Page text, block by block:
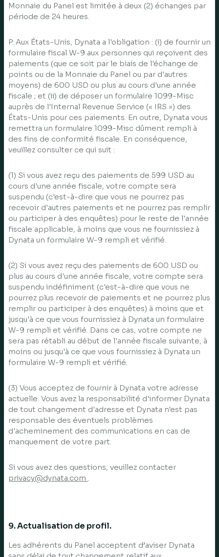
Monnaie du Panel est limitée à deux (2) échanges par
période de 24 heures.
P. Aux États-Unis, Dynata a l'obligation : (i) de fournir un
formulaire fiscal W-9 aux personnes qui reçoivent des
paiements (que ce soit par le biais de l'échange de
points ou de la Monnaie du Panel ou par d'autres
moyens) de 600 USD ou plus au cours d'une année
fiscale ; et (ii) de déposer un formulaire 1099-Misc
auprès de l'Internal Revenue Service (« IRS ») des
États-Unis pour ces paiements. En outre, Dynata vous
remettra un formulaire 1099-Misc dûment rempli à
des fins de conformité fiscale. En conséquence,
veuillez consulter ce qui suit :
(1) Si vous avez reçu des paiements de 599 USD au
cours d'une année fiscale, votre compte sera
suspendu (c'est-à-dire que vous ne pourrez pas
recevoir d'autres paiements et ne pourrez pas remplir
ou participer à des enquêtes) pour le reste de l'année
fiscale applicable, à moins que vous ne fournissiez à
Dynata un formulaire W-9 rempli et vérifié.
(2) Si vous avez reçu des paiements de 600 USD ou
plus au cours d'une année fiscale, votre compte sera
suspendu indéfiniment (c'est-à-dire que vous ne
pourrez plus recevoir de paiements et ne pourrez plus
remplir ou participer à des enquêtes) à moins que et
jusqu'à ce que vous fournissiez à Dynata un formulaire
W-9 rempli et vérifié. Dans ce cas, votre compte ne
sera pas rétabli au début de l'année fiscale suivante, à
moins ou jusqu'à ce que vous fournissiez à Dynata un
formulaire W-9 rempli et vérifié.
(3) Vous acceptez de fournir à Dynata votre adresse
actuelle. Vous avez la responsabilité d'informer Dynata
de tout changement d'adresse et Dynata n'est pas
responsable des éventuels problèmes
d'acheminement des communications en cas de
manquement de votre part.
Si vous avez des questions, veuillez contacter
privacy@dynata.com .
9. Actualisation de profil.
Les adhérents du Panel acceptent d’aviser Dynata